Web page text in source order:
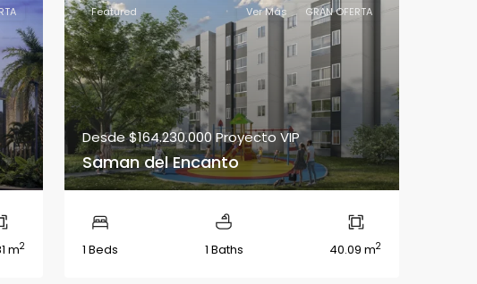
m2
Featured Ver Más GRAN OFERTA
Desde$164.230.000 Proyecto VIP
Saman del Encanto
1 Beds 1 Baths 40.09 m2